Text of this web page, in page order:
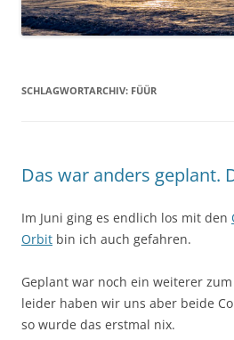
SCHLAGWORTARCHIV: FÜÜR
Das war anders geplant.
Im Juni ging es endlich los mit den
Orbit bin ich auch gefahren.
Geplant war noch ein weiterer
leider haben wir uns aber beide
so wurde das erstmal nix.